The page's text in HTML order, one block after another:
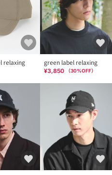
relaxing green label relaxing
¥3,850 （30%OFF）